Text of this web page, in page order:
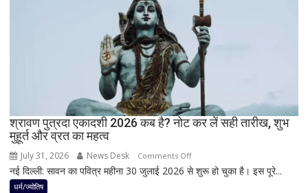
पूजा
से
पहले
क्यों
होता
है
मां
काली
का
हृदयपीठ
का
श्रावण पुत्रदा एकादशी 2026 कब है? नोट कर लें सही तारीख, शुभ
मुहूर्त और व्रत का महत्व
July 31, 2026 News Desk Comments Offon
श्रावण
नई दिल्ली: सावन का पवित्र महीना 30 जुलाई 2026 से शुरू हो चुका है। इस पूरे...
धर्म/ज्योतिष